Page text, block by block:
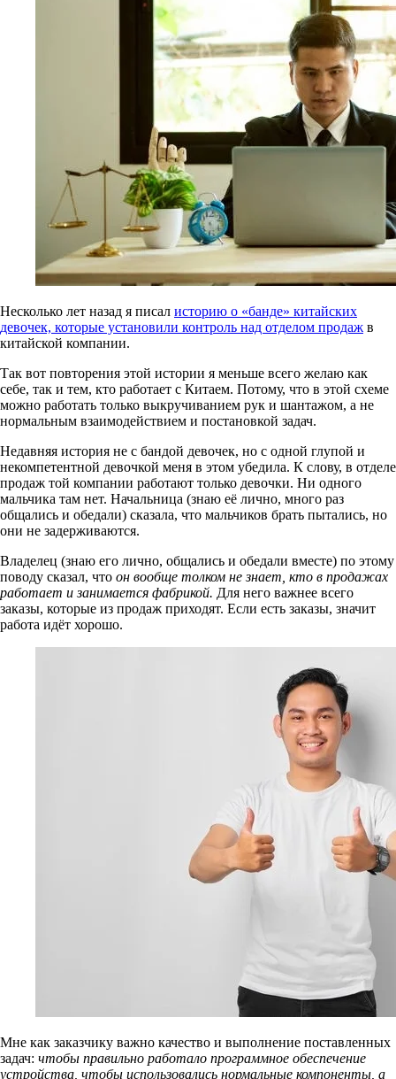
Несколько лет назад я писал историю о «банде» китайских
девочек, которые установили контроль над отделом продаж в
китайской компании.
Так вот повторения этой истории я меньше всего желаю как
себе, так и тем, кто работает с Китаем. Потому, что в этой схеме
можно работать только выкручиванием рук и шантажом, а не
нормальным взаимодействием и постановкой задач.
Недавняя история не с бандой девочек, но с одной глупой и
некомпетентной девочкой меня в этом убедила. К слову, в отделе
продаж той компании работают только девочки. Ни одного
мальчика там нет. Начальница (знаю её лично, много раз
общались и обедали) сказала, что мальчиков брать пытались, но
они не задерживаются.
Владелец (знаю его лично, общались и обедали вместе) по этому
поводу сказал, что он вообще толком не знает, кто в продажах
работает и занимается фабрикой. Для него важнее всего
заказы, которые из продаж приходят. Если есть заказы, значит
работа идёт хорошо.
Мне как заказчику важно качество и выполнение поставленных
задач: чтобы правильно работало программное обеспечение
устройства, чтобы использовались нормальные компоненты, а